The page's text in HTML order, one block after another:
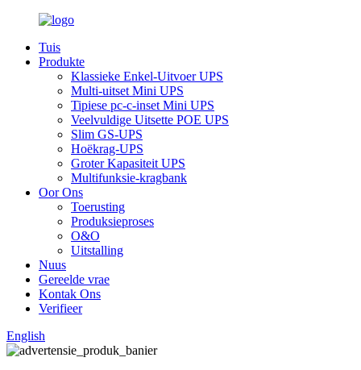
Tuis
Produkte
Klassieke Enkel-Uitvoer UPS
Multi-uitset Mini UPS
Tipiese pc-c-inset Mini UPS
Veelvuldige Uitsette POE UPS
Slim GS-UPS
Hoëkrag-UPS
Groter Kapasiteit UPS
Multifunksie-kragbank
Oor Ons
Toerusting
Produksieproses
O&O
Uitstalling
Nuus
Gereelde vrae
Kontak Ons
Verifieer
English